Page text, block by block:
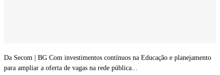
Da Secom | BG Com investimentos contínuos na Educação e planejamento
para ampliar a oferta de vagas na rede pública...